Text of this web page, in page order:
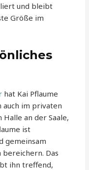
und bleibt
Größe im
hat Kai Pflaume
auch im privaten
an der Saale,
ist
gemeinsam
bereichern. Das
ihn treffend,